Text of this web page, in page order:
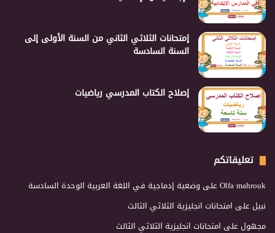
إمتحانات الثلاثي الثاني من السنة الأولى إلى
السنة السادسة
إصلاح الكتاب المدرسي رياضيات
تعليقاتكم
Olfa mahroukعلى وضعية إدماجية في اللغة العربية الوحدة السادسة
نبيلعلى امتحانات انجليزية الثلاثي الثالث
مجهولعلى امتحانات انجليزية الثلاثي الثالث